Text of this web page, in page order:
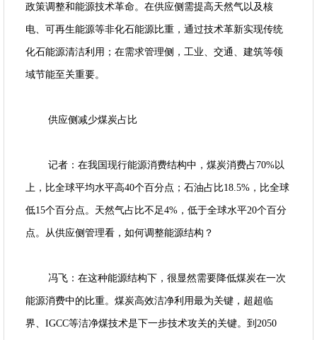
政策调整和能源技术革命。在供应侧需提高天然气以及核
电、可再生能源等非化石能源比重，通过技术革新实现传统
化石能源清洁利用；在需求管理侧，工业、交通、建筑等领
域节能至关重要。
供应侧减少煤炭占比
记者：在我国现行能源消费结构中，煤炭消费占70%以
上，比全球平均水平高40个百分点；石油占比18.5%，比全球
低15个百分点。天然气占比不足4%，低于全球水平20个百分
点。从供应侧管理看，如何调整能源结构？
冯飞：在这种能源结构下，很显然需要降低煤炭在一次
能源消费中的比重。煤炭高效洁净利用最为关键，超超临
界、IGCC等洁净煤技术是下一步技术攻关的关键。到2050